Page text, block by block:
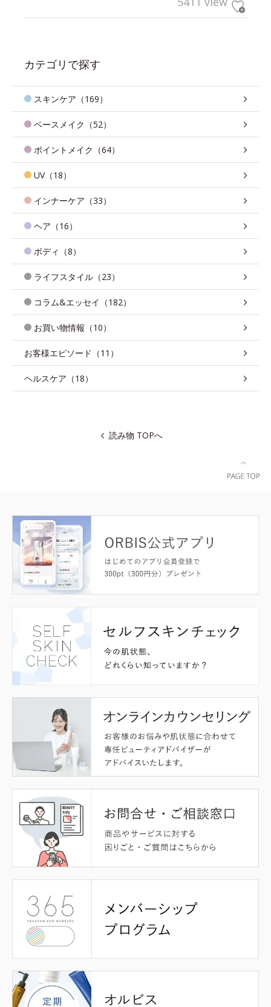
カテゴリで探す
スキンケア（169）
ベースメイク（52）
ポイントメイク（64）
UV（18）
インナーケア（33）
ヘア（16）
ボディ（8）
ライフスタイル（23）
コラム&エッセイ（182）
お買い物情報（10）
お客様エピソード（11）
ヘルスケア（18）
読み物 TOPへ